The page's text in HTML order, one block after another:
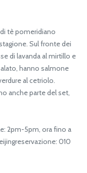
tè pomeridiano
Sul fronte dei
di lavanda al mirtillo e
hanno salmone
al cetriolo.
anche parte del set,
2pm-5pm, ora fino a
010